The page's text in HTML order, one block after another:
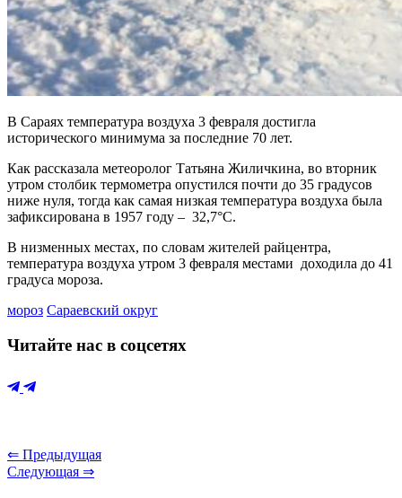
В Сараях температура воздуха 3 февраля достигла
исторического минимума за последние 70 лет.
Как рассказала метеоролог Татьяна Жиличкина, во вторник
утром столбик термометра опустился почти до 35 градусов
ниже нуля, тогда как самая низкая температура воздуха была
зафиксирована в 1957 году – 32,7°С.
В низменных местах, по словам жителей райцентра,
температура воздуха утром 3 февраля местами доходила до 41
градуса мороза.
мороз Сараевский округ
Читайте нас в соцсетях
⇐ Предыдущая
Следующая ⇒